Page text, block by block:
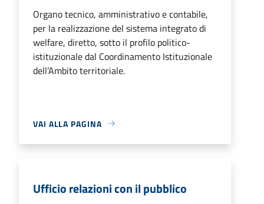
Organo tecnico, amministrativo e contabile,
per la realizzazione del sistema integrato di
welfare, diretto, sotto il profilo politico-
istituzionale dal Coordinamento Istituzionale
dell’Ambito territoriale.
VAI ALLA PAGINA
Ufficio relazioni con il pubblico